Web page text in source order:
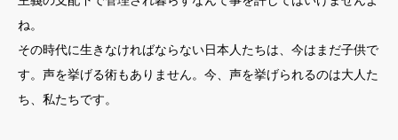
ね。
その時代に生きなければならない日本人たちは、今はまだ子供で
す。声を挙げる術もありません。今、声を挙げられるのは大人た
ち、私たちです。